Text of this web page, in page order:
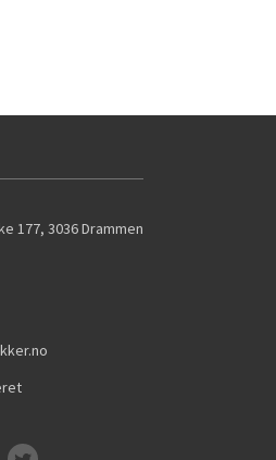
177, 3036Drammen